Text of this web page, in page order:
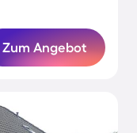
Zum Angebot